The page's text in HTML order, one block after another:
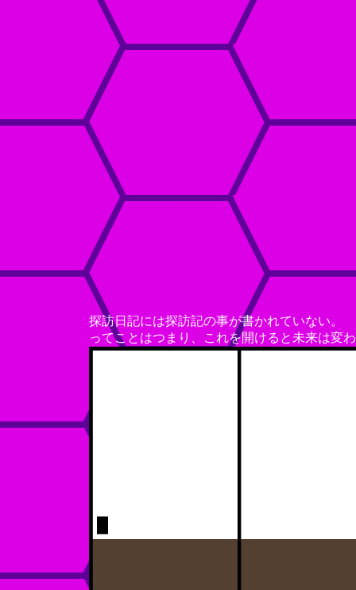
探訪日記には探訪記の事が書かれていない。
ってことはつまり、これを開けると未来は変